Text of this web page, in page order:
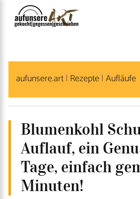
aufunsere.art| Rezepte| Aufläufe
Blumenkohl
Auflauf, ein
Tage, einfach
Minuten!